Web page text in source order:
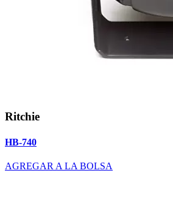
Ritchie
HB-740
AGREGAR A LA BOLSA